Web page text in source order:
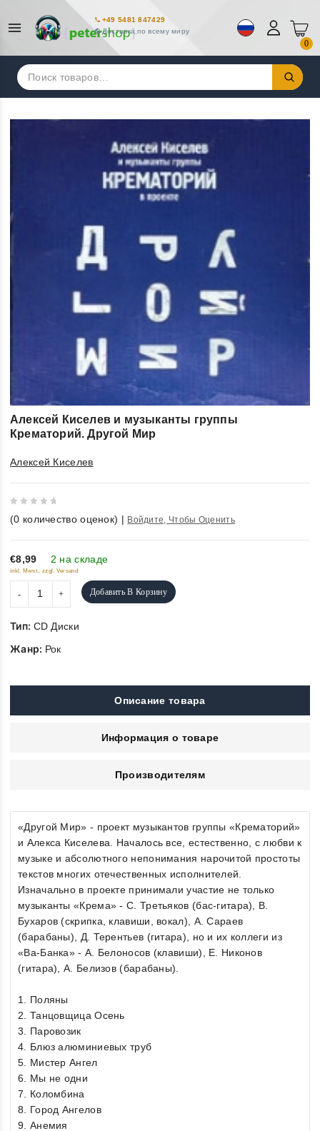
+49 5481 847429
Доставка по всему миру
0
Искать:
Алексей Киселев и музыканты группы
Крематорий. Другой Мир
Алексей Киселев
out
of
5
(0 количество оценок) | Войдите, Чтобы Оценить
€8,99 2 на складе
inkl. Mwst., zzgl. Versand
Добавить В Корзину
Тип: CD Диски
Жанр: Рок
Описание товара
Информация о товаре
Производителям
«Другой Мир» - проект музыкантов группы «Крематорий»
и Алекса Киселева. Началось все, естественно, с любви к
музыке и абсолютного непонимания нарочитой простоты
текстов многих отечественных исполнителей.
Изначально в проекте принимали участие не только
музыканты «Крема» - С. Третьяков (бас-гитара), В.
Бухаров (скрипка, клавиши, вокал), А. Сараев
(барабаны), Д. Терентьев (гитара), но и их коллеги из
«Ва-Банка» - А. Белоносов (клавиши), Е. Никонов
(гитара), А. Белизов (барабаны).
1. Поляны
2. Танцовщица Осень
3. Паровозик
4. Блюз алюминиевых труб
5. Мистер Ангел
6. Мы не одни
7. Коломбина
8. Город Ангелов
9. Анемия